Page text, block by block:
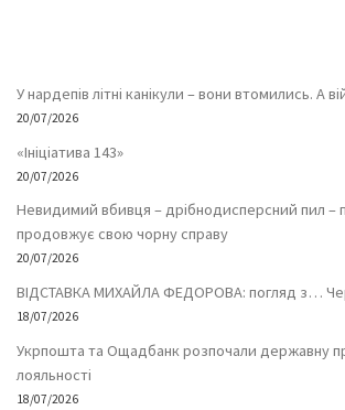
У нардепів літні канікули – вони втомились. А
20/07/2026
«Ініціатива 143»
20/07/2026
Невидимий вбивця – дрібнодисперсний пил –
продовжує свою чорну справу
20/07/2026
ВІДСТАВКА МИХАЙЛА ФЕДОРОВА: погляд з…
18/07/2026
Укрпошта та Ощадбанк розпочали державну
лояльності
18/07/2026